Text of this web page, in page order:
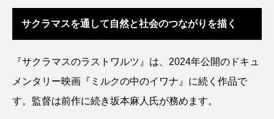
アサヒガニ アザアシ アシカ アジ
アブラボテ アマガエル アマゴ
アマダイ アミメハギ アメリカザリガニ
サクラマスを通して自然と社会のつながりを描く
『サクラマスのラストワルツ』は、2024年公開のドキュ
メンタリー映画『ミルクの中のイワナ』に続く作品で
す。監督は前作に続き坂本麻人氏が務めます。